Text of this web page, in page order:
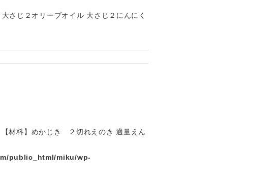
さじ２オリーブオイル 大さじ２にんにく
【材料】めかじき ２切れえのき 適量えん
public_html/miku/wp-